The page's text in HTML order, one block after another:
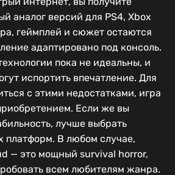
аналог версий для PS4, Xbox
геймплей и сюжет остаются
адаптировано под консоль.
пока не идеальны, и
испортить впечатление. Для
с этими недостатками, игра
Если же вы
лучше выбрать
платформ. В любом случае,
— это мощный survival horror,
всем любителям жанра.